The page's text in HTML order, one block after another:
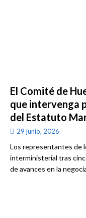
El Comité de
que intervenga
del Estatuto
29 junio, 2026
Los representantes de
interministerial tras
de avances en la